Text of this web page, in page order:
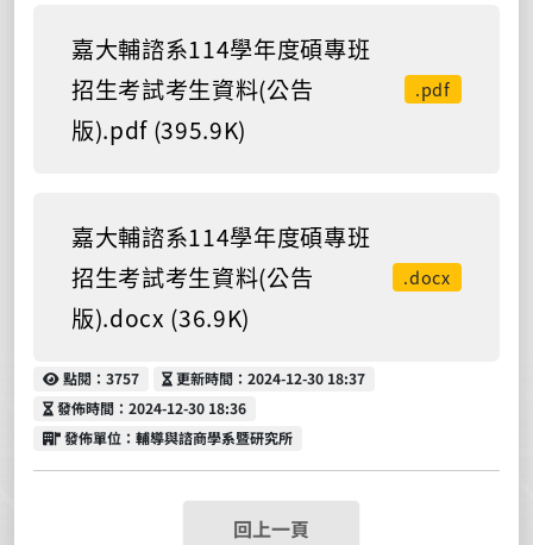
嘉大輔諮系114學年度碩專班
招生考試考生資料(公告
版).pdf (395.9K)
.pdf
嘉大輔諮系114學年度碩專班
招生考試考生資料(公告
版).docx (36.9K)
.docx
點閱
點閱：3757 更新時間
更新時間：2024-12-30 18:37
發佈時間
發佈時間：2024-12-30 18:36
發佈單位
發佈單位：輔導與諮商學系暨研究所
回上一頁